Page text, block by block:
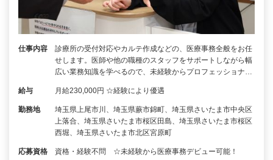
仕事内容
診療所の受付対応やカルテ作成などの、医療事務全般をお任
せします。医師や他の職種のスタッフをサポートしながら幅
広い業務知識を学べるので、未経験からプロフェッショナ…
給与 月給230,000円 ☆経験により優遇
勤務地
埼玉県上尾市川、埼玉県蕨市錦町、埼玉県さいたま市中央区
上落合、埼玉県さいたま市桜区田島、埼玉県さいたま市桜区
西堀、埼玉県さいたま市北区宮原町
応募資格 資格・経験不問 ☆未経験から医療事務デビュー可能！